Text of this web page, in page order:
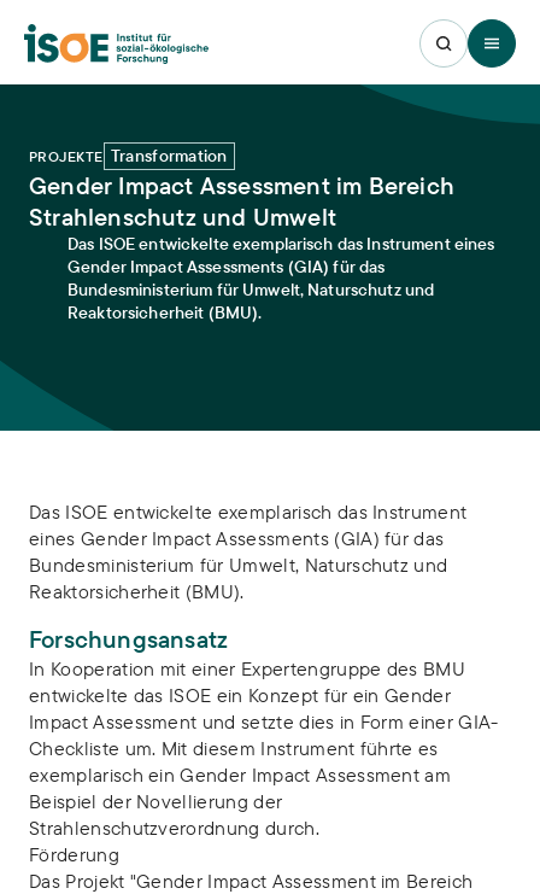
Open
PROJEKTE Transformation
Gender Impact Assessment im Bereich
Strahlenschutz und Umwelt
Das ISOE entwickelte exemplarisch das Instrument eines
Gender Impact Assessments (GIA) für das
Bundesministerium für Umwelt, Naturschutz und
Reaktorsicherheit (BMU).
Das ISOE entwickelte exemplarisch das Instrument
eines Gender Impact Assessments (GIA) für das
Bundesministerium für Umwelt, Naturschutz und
Reaktorsicherheit (BMU).
Forschungsansatz
In Kooperation mit einer Expertengruppe des BMU
entwickelte das ISOE ein Konzept für ein Gender
Impact Assessment und setzte dies in Form einer GIA-
Checkliste um. Mit diesem Instrument führte es
exemplarisch ein Gender Impact Assessment am
Beispiel der Novellierung der
Strahlenschutzverordnung durch.
Förderung
Das Projekt "Gender Impact Assessment im Bereich